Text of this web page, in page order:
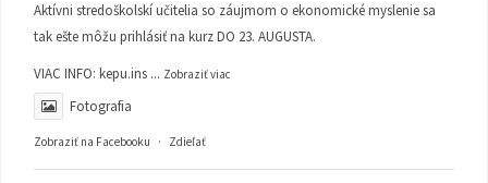
Aktívni stredoškolskí učitelia so záujmom o ekonomické myslenie sa
tak ešte môžu prihlásiť na kurz DO 23. AUGUSTA.
VIAC INFO: kepu.ins ... Zobraziť viac
Fotografia
Zobraziť na Facebooku · Zdieľať